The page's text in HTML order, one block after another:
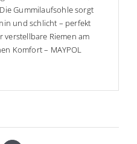
Gummilaufsohle sorgt
und schlicht – perfekt
verstellbare Riemen am
Komfort – MAYPOL